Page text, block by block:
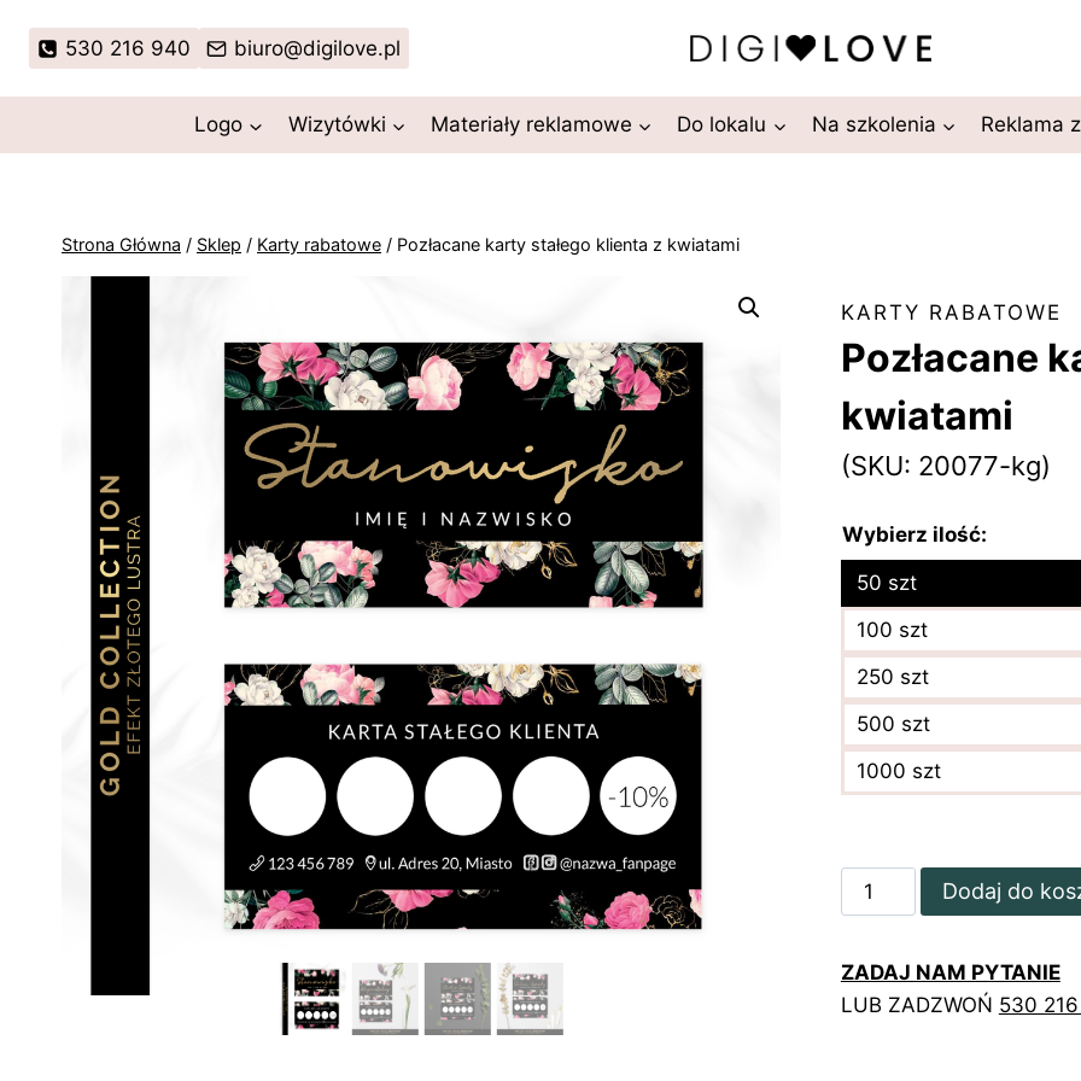
530 216 940 biuro@digilove.pl
Logo Wizytówki Materiały reklamowe Do lokalu Na szkolenia Reklama
Strona Główna / Sklep / Karty rabatowe / Pozłacane karty stałego klienta z kwiatami
KARTY RABATOWE
Pozłacane
kwiatami
(SKU: 20077-kg)
Wybierz ilość:
50 szt
100 szt
250 szt
500 szt
1000 szt
ilość
Pozłacane
stałego
klienta
Dodaj do
ZADAJ NAM PYTANIE
LUB ZADZWOŃ 530